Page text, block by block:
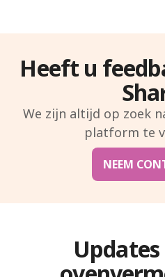
Heeft u
We zijn altijd op zoek
platform te
NEEM